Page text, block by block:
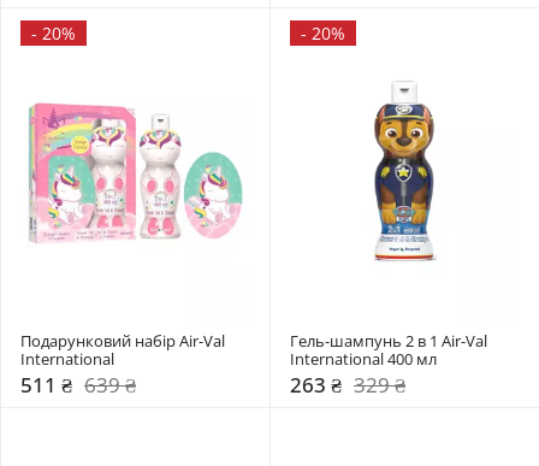
- 20%
Подарунковий набір Air-Val
International
511 ₴ 639 ₴
- 20%
Гель-шампунь 2 в 1 Air-Val
International 400 мл
263 ₴ 329 ₴